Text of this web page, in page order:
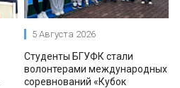
5 Августа 2026
Студенты БГУФК стали
волонтерами международных
соревнований «Кубок